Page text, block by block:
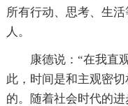
所有行动、思考、生
人。
康德说：“在我直
此，时间是和主观密
的。随着社会时代的